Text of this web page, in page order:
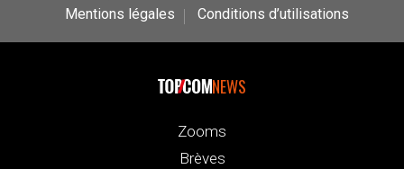
Mentions légales
Conditions d’utilisations
NEWS
Zooms
Brèves